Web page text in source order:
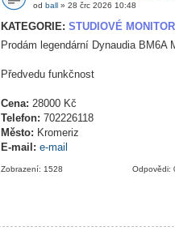
od ball » 28 črc 2026 10:48
KATEGORIE: STUDIOVÉ
Prodám legendární Dynaudia BM6A
Předvedu funkčnost
Cena: 28000 Kč
Telefon: 702226118
Město: Kromeriz
E-mail: e-mail
Odpovědi:
Zobrazení: 1528